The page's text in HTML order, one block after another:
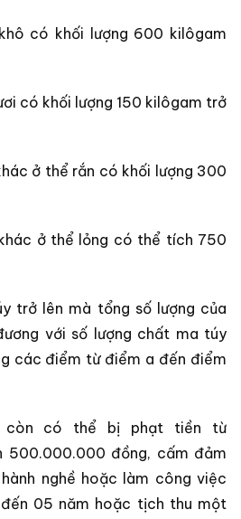
có khối lượng 600 kilôgam
có khối lượng 150 kilôgam trở
ở thể rắn có khối lượng 300
ở thể lỏng có thể tích 750
trở lên mà tổng số lượng của
với số lượng chất ma túy
các điểm từ điểm a đến điểm
còn có thể bị phạt tiền từ
500.000.000 đồng, cấm đảm
nghề hoặc làm công việc
05 năm hoặc tịch thu một